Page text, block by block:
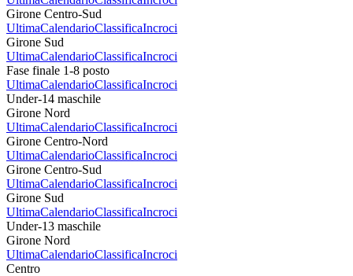
Girone Centro-Sud
UltimaCalendarioClassificaIncroci
Girone Sud
UltimaCalendarioClassificaIncroci
Fase finale 1-8 posto
UltimaCalendarioClassificaIncroci
Under-14 maschile
Girone Nord
UltimaCalendarioClassificaIncroci
Girone Centro-Nord
UltimaCalendarioClassificaIncroci
Girone Centro-Sud
UltimaCalendarioClassificaIncroci
Girone Sud
UltimaCalendarioClassificaIncroci
Under-13 maschile
Girone Nord
UltimaCalendarioClassificaIncroci
Centro